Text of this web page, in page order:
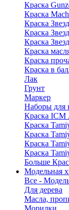
Краска
Краска
Краска
Краска
Краска
Краска
Краска
Краска в
Лак
Грунт
Маркер
Наборы для
Краска ICM
Краска
Краска
Краска
Краска
Больше
Модельная
Все -
Для дерева
Масла,
Морилки